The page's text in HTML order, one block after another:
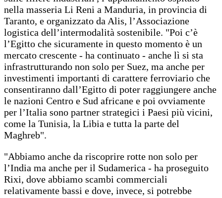
nella masseria Li Reni a Manduria, in provincia di
Taranto, e organizzato da Alis, l’Associazione
logistica dell’intermodalità sostenibile. "Poi c’è
l’Egitto che sicuramente in questo momento è un
mercato crescente - ha continuato - anche lì si sta
infrastrutturando non solo per Suez, ma anche per
investimenti importanti di carattere ferroviario che
consentiranno dall’Egitto di poter raggiungere anche
le nazioni Centro e Sud africane e poi ovviamente
per l’Italia sono partner strategici i Paesi più vicini,
come la Tunisia, la Libia e tutta la parte del
Maghreb".
"Abbiamo anche da riscoprire rotte non solo per
l’India ma anche per il Sudamerica - ha proseguito
Rixi, dove abbiamo scambi commerciali
relativamente bassi e dove, invece, si potrebbe